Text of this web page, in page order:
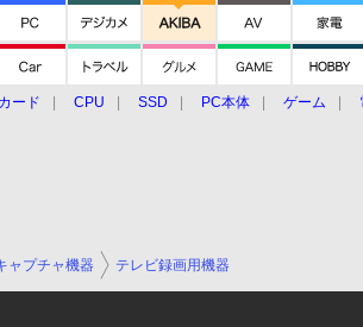
ード CPU SSD PC本体 ゲーム
ャプチャ機器 テレビ録画用機器